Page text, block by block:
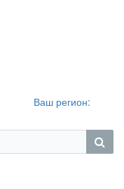
Ваш регион: